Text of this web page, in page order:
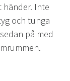
händer. Inte
och tunga
på med